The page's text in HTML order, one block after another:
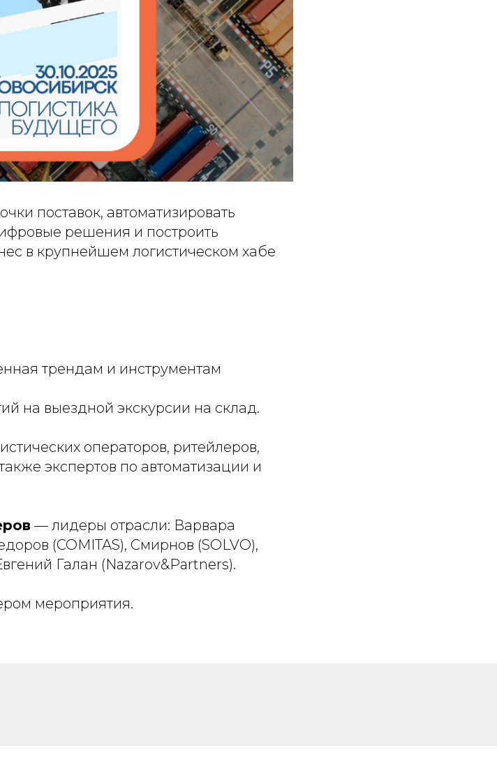
поставок, автоматизировать
решения и построить
в крупнейшем логистическом хабе
трендам и инструментам
на выездной экскурсии на склад.
операторов, ритейлеров,
экспертов по автоматизации и
— лидеры отрасли: Варвара
(COMITAS), Смирнов (SOLVO),
Галан (Nazarov&Partners).
мероприятия.